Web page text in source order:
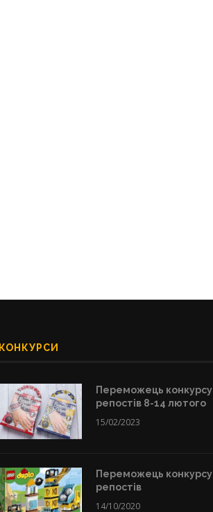
КОНКУРСИ
Переможець конкурсу
репостів 8-14 лютого
15/02/2023
Переможець конкурсу
репостів
14/10/2020